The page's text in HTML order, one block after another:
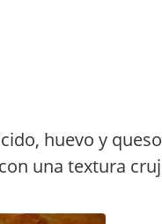
huevo y
una textura